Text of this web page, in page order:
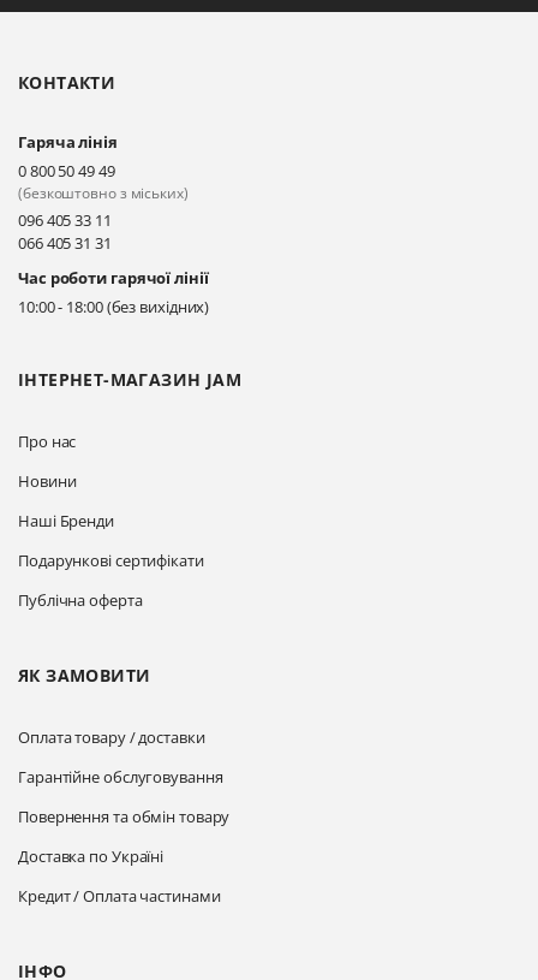
ІНТЕРНЕТ-МАГАЗИН JAM
Про нас
Новини
Наші Бренди
Подарункові сертифікати
Публічна оферта
ЯК ЗАМОВИТИ
Оплата товару / доставки
Гарантійне обслуговування
Повернення та обмін товару
Доставка по Україні
Кредит / Оплата частинами
ІНФО
КОНТАКТИ
Гаряча лінія
0 800 50 49 49
(безкоштовно з міських)
096 405 33 11
066 405 31 31
Час роботи гарячої лінії
10:00 - 18:00 (без вихідних)